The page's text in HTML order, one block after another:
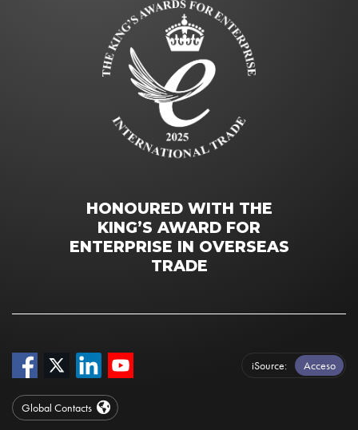
HONOURED WITH THE
KING’S AWARD FOR
ENTERPRISE IN OVERSEAS
TRADE
iSource Acceso
Global Contacts